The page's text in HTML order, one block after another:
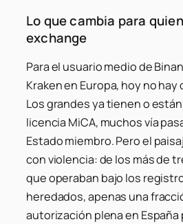
Lo que cambia para
exchange
Para el usuario medio de
Kraken en Europa, hoy no
Los grandes ya tienen o
licencia MiCA, muchos vía
Estado miembro. Pero el
con violencia: de los más de
que operaban bajo los
heredados, apenas una
autorización plena en España